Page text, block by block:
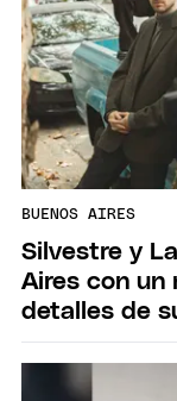
BUENOS AIRES
Silvestre y
Aires con un
detalles de